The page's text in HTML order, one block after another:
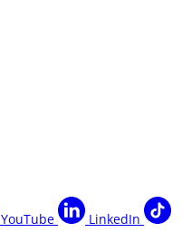
YouTube
LinkedIn